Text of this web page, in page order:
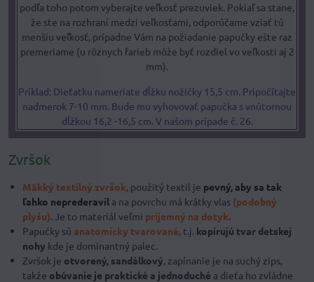
podľa toho potom vyberajte veľkosť prezuviek. Pokiaľ sa stane,
že ste na rozhraní medzi veľkosťami, odporúčame vziať tú
menšiu veľkosť, prípadne Vám na požiadanie papučky ešte raz
premeriame (u rôznych farieb môže byť rozdiel vo veľkosti aj 2
mm).
Príklad: Dieťatku nameriate dĺžku nožičky 15,5 cm. Pripočítajte
nadmerok 7-10 mm. Bude mu vyhovovať papučka s vnútornou
dĺžkou 16,2 -16,5 cm. V našom prípade č. 26.
Zvršok
Mäkký textilný zvršok, použitý textil je pevný, aby sa tak
ľahko neprederavil a na povrchu má krátky vlas (podobný
plyšu). Je to materiál veľmi príjemný na dotyk.
Papučky sú anatomicky tvarované, t.j. kopírujú tvar detskej
nohy kde je dominantný palec.
Zvršok je otvorený, sandálkový, zapínanie je na suchý zips,
takže obúvanie je praktické a jednoduché a dieťa ho zvládne